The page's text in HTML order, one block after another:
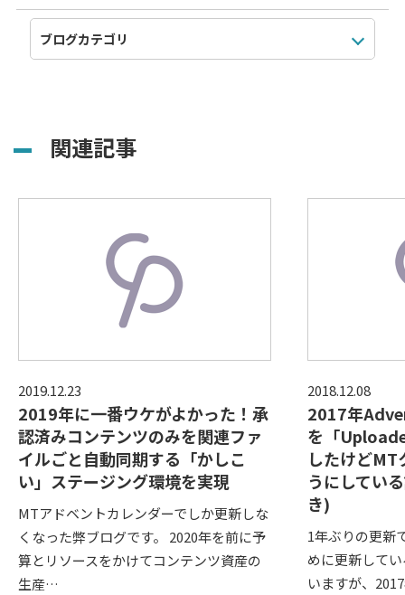
関連記事
2019年に一番ウケがよかった！承
認済みコンテンツのみを関連ファ
イルごと自動同期する「かしこ
い」ステージング環境を実現
2019.12.23
MTアドベントカレンダーでしか更新しな
くなった弊ブログです。 2020年を前に予
算とリソースをかけてコンテンツ資産の
生産…
2017年
を「
したけどMT
うにしてい
き)
2018.12.08
1年ぶりの更新
めに更新して
いますが、